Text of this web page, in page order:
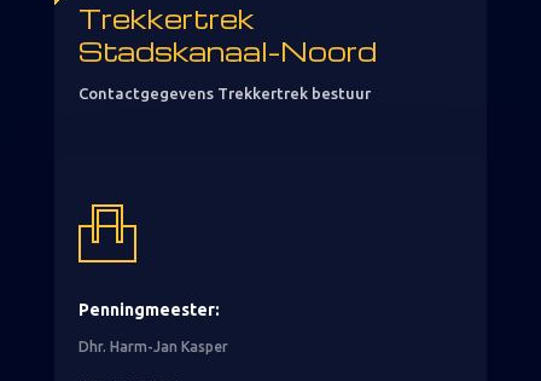
Trekkertrek
Stadskanaal-Noord
Contactgegevens Trekkertrek bestuur
Penningmeester:
Dhr. Harm-Jan Kasper